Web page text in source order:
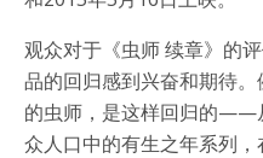
观众对于《虫师 续章》的
品的回归感到兴奋和期待
的虫师，是这样回归的——
众人口中的有生之年系列